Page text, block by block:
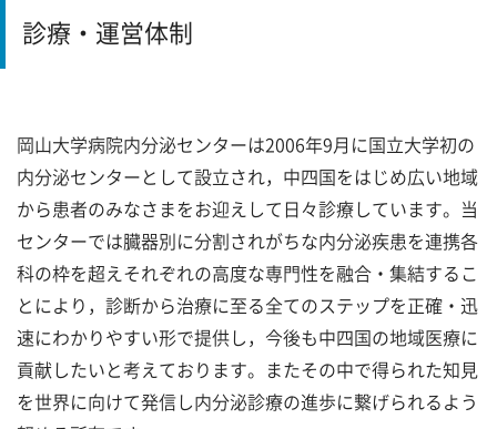
診療・運営体制
岡山大学病院内分泌センターは2006年9月に国立大学初の
内分泌センターとして設立され，中四国をはじめ広い地域
から患者のみなさまをお迎えして日々診療しています。当
センターでは臓器別に分割されがちな内分泌疾患を連携各
科の枠を超えそれぞれの高度な専門性を融合・集結するこ
とにより，診断から治療に至る全てのステップを正確・迅
速にわかりやすい形で提供し，今後も中四国の地域医療に
貢献したいと考えております。またその中で得られた知見
を世界に向けて発信し内分泌診療の進歩に繋げられるよう